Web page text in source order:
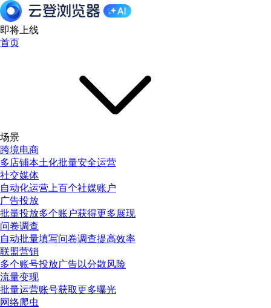
即将上线
首页
场景
跨境电商
多店铺本土化批量安全运营
社交媒体
自动化运营上百个社媒账户
广告投放
批量投放多个账户获得更多展现
问卷调查
自动批量填写问卷调查提高效率
联盟营销
多个账号投放广告以分散风险
流量变现
批量运营账号获取更多曝光
网络爬虫